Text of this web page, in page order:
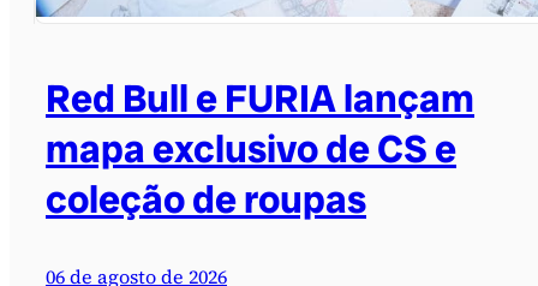
Red Bull e FURIA lançam
mapa exclusivo de CS e
coleção de roupas
06 de agosto de 2026